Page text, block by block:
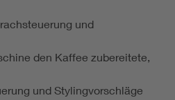
und
den Kaffee zubereitete,
und Stylingvorschläge